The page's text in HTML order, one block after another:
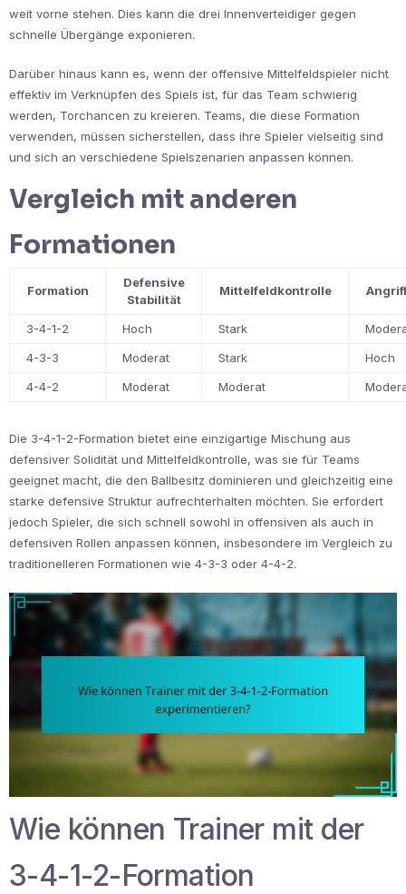
weit vorne stehen. Dies kann die drei Innenverteidiger gegen
schnelle Übergänge exponieren.
Darüber hinaus kann es, wenn der offensive Mittelfeldspieler nicht
effektiv im Verknüpfen des Spiels ist, für das Team schwierig
werden, Torchancen zu kreieren. Teams, die diese Formation
verwenden, müssen sicherstellen, dass ihre Spieler vielseitig sind
und sich an verschiedene Spielszenarien anpassen können.
Vergleich mit anderen
Formationen
Formation
Defensive
Stabilität
Mittelfeldkontrolle
3-4-1-2 Hoch Stark
4-3-3
Moderat Stark
Hoch
4-4-2
Moderat Moderat
Die 3-4-1-2-Formation bietet eine einzigartige Mischung aus
defensiver Solidität und Mittelfeldkontrolle, was sie für Teams
geeignet macht, die den Ballbesitz dominieren und gleichzeitig eine
starke defensive Struktur aufrechterhalten möchten. Sie erfordert
jedoch Spieler, die sich schnell sowohl in offensiven als auch in
defensiven Rollen anpassen können, insbesondere im Vergleich zu
traditionelleren Formationen wie 4-3-3 oder 4-4-2.
Wie können Trainer mit der
3-4-1-2-Formation